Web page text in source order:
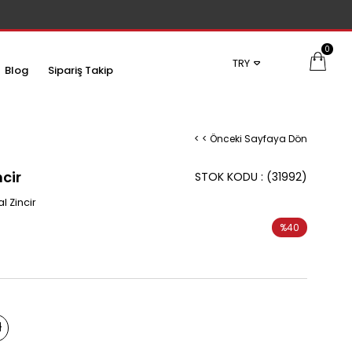
0
TRY
Blog Sipariş Takip
< < Önceki Sayfaya Dön
(31992)
STOK KODU
Zincir
%40